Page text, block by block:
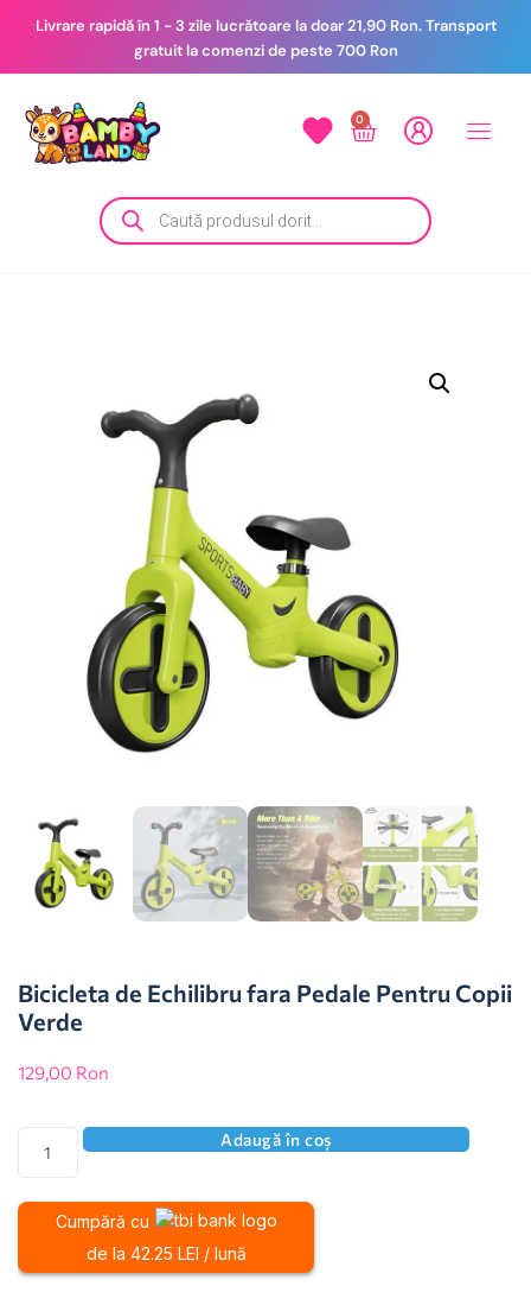
Livrare rapidă în 1 - 3 zile lucrătoare la doar 21,90 Ron. Transport
gratuit la comenzi de peste 700 Ron
0
Bicicleta de Echilibru fara Pedale Pentru Copii
Verde
129,00 Ron
Adaugă în coș
Cumpără cu
de la 42.25 LEI / lună